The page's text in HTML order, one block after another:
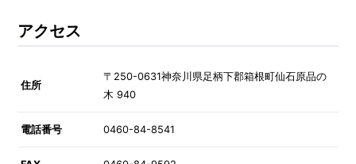
アクセス
住所
〒250-0631神奈川県足柄下郡箱根町仙石原品の
木 940
電話番号 0460-84-8541